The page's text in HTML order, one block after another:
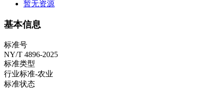
暂无资源
基本信息
标准号
NY/T 4896-2025
标准类型
行业标准-农业
标准状态